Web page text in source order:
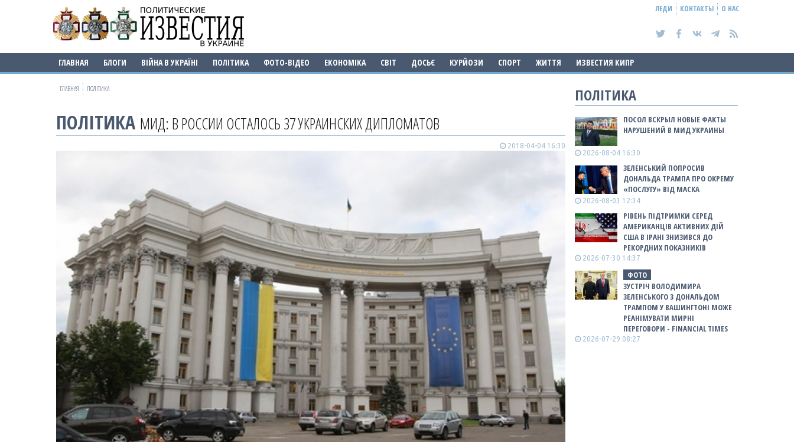
ЛЕДИ КОНТАКТЫ О НАС
ГЛАВНАЯ БЛОГИ ВІЙНА В УКРАЇНІ ПОЛІТИКА ФОТО-ВІДЕО ЕКОНОМІКА СВІТ ДОСЬЄ КУРЙОЗИ СПОРТ ЖИТТЯ ИЗВЕСТИЯ КИПР
ГЛАВНАЯ ПОЛІТИКА
ПОЛІТИКА МИД: В РОССИИ ОСТАЛОСЬ 37 УКРАИНСКИХ ДИПЛОМАТОВ
2018-04-04 16:30
ПОЛІТИКА
ПОСОЛ ВСКРЫЛ НОВЫЕ ФАКТЫ
НАРУШЕНИЙ В МИД УКРАИНЫ
2026-08-04 16:30
ЗЕЛЕНСЬКИЙ ПОПРОСИВ
ДОНАЛЬДА ТРАМПА ПРО ОКРЕМУ
«ПОСЛУГУ» ВІД МАСКА
2026-08-03 12:34
РІВЕНЬ ПІДТРИМКИ СЕРЕД
АМЕРИКАНЦІВ АКТИВНИХ ДІЙ
США В ІРАНІ ЗНИЗИВСЯ ДО
РЕКОРДНИХ ПОКАЗНИКІВ
2026-07-30 14:37
ФОТО
ЗУСТРІЧ ВОЛОДИМИРА
ЗЕЛЕНСЬКОГО З ДОНАЛЬДОМ
ТРАМПОМ У ВАШИНГТОНІ МОЖЕ
РЕАНІМУВАТИ МИРНІ
ПЕРЕГОВОРИ - FINANCIAL TIMES
2026-07-29 08:27